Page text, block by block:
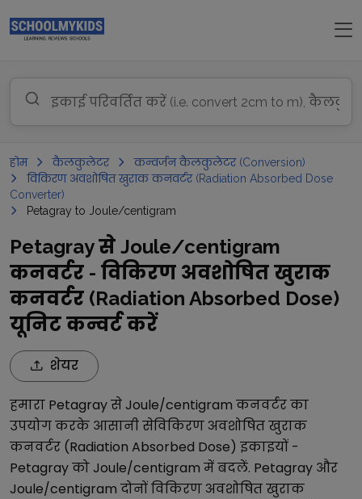
होम कैलकुलेटर
कन्वर्जन कैलकुलेटर (Conversion)
विकिरण अवशोषित खुराक कनवर्टर (Radiation Absorbed Dose
Converter)
Petagray to Joule/centigram
Petagray से Joule/centigram
कनवर्टर - विकिरण अवशोषित खुराक
कनवर्टर (Radiation Absorbed Dose)
यूनिट कन्वर्ट करें
शेयर
हमारा PetagrayसेJoule/centigram कनवर्टर का
उपयोग करके आसानी सेविकिरण अवशोषित खुराक
कनवर्टर (Radiation Absorbed Dose) इकाइयों -
PetagrayकोJoule/centigram में बदलें. Petagray और
Joule/centigram दोनोंविकिरण अवशोषित खुराक